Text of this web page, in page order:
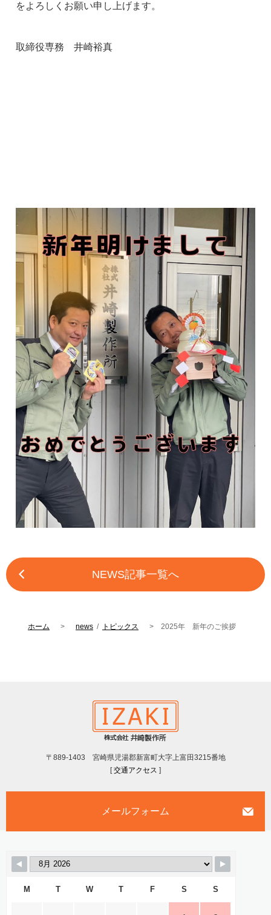
をよろしくお願い申し上げます。
取締役専務 井崎裕真
NEWS記事一覧へ
ホーム news / トピックス 2025年 新年のご挨拶
〒889-1403 宮崎県児湯郡新富町大字上富田3215番地
[交通アクセス ]
メールフォーム
M T W T F S S